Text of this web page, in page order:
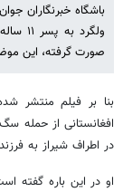
باشگاه خبرنگاران
صورت گرفته، این
بنا بر فیلم منتشر
افغانستانی‌ از حمله
در اطراف شیراز به فرزند ۱۱ ساله اش به نام نادر سخن می‌گوید.
او در این باره گفته